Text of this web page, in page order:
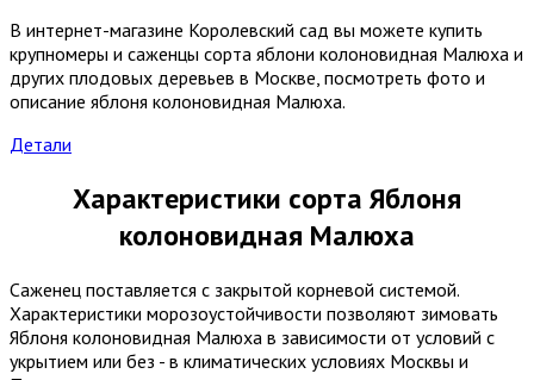
В интернет-магазине Королевский сад вы можете купить
крупномеры и саженцы сорта яблони колоновидная Малюха и
других плодовых деревьев в Москве, посмотреть фото и
описание яблоня колоновидная Малюха.
Детали
Характеристики сорта Яблоня
колоновидная Малюха
Саженец поставляется с закрытой корневой системой.
Характеристики морозоустойчивости позволяют зимовать
Яблоня колоновидная Малюха в зависимости от условий с
укрытием или без - в климатических условиях Москвы и